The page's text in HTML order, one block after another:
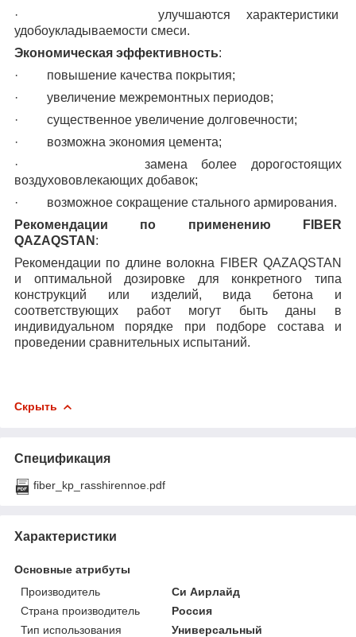
·
улучшаются характеристики
удобоукладываемости смеси.
Экономическая эффективность:
·
повышение качества покрытия;
·
увеличение межремонтных периодов;
·
существенное увеличение долговечности;
·
возможна экономия цемента;
·
замена более дорогостоящих
воздухововлекающих добавок;
·
возможное сокращение стального армирования.
Рекомендации по применению FIBER
QAZAQSTAN :
Рекомендации по длине волокна FIBER QAZAQSTAN
и оптимальной дозировке для конкретного типа
конструкций или изделий, вида бетона и
соответствующих работ могут быть даны в
индивидуальном порядке при подборе состава и
проведении сравнительных испытаний.
Скрыть
Спецификация
fiber_kp_rasshirennoe.pdf
Характеристики
Основные атрибуты
Производитель
Си Аирлайд
Страна производитель
Россия
Тип использования
Универсальный